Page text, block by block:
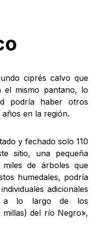
ciprés calvo que
mismo pantano, lo
podría haber otros
en la región.
y fechado solo 110
sitio, una pequeña
de árboles que
humedales, podría
adicionales
a lo largo de los
millas) del río Negro»,